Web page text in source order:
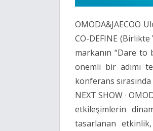
OMODA&JAECOO
CO-DEFINE
markanın “Dare to
önemli bir adımı
konferans
NEXT SHOW ·
etkileşimlerin
tasarlanan